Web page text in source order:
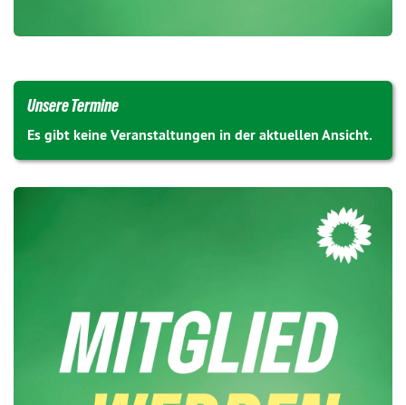
Unsere Termine
Es gibt keine Veranstaltungen in der aktuellen Ansicht.